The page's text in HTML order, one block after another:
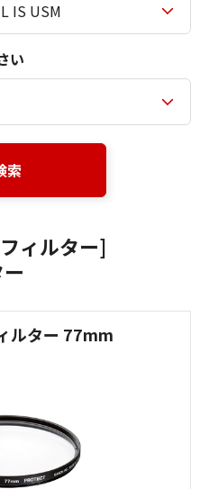
い
索
ィルター]
ルター 77mm